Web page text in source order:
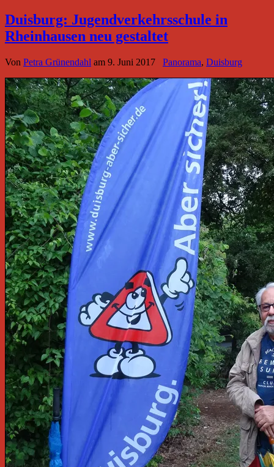
Duisburg: Jugendverkehrsschule in
Rheinhausen neu gestaltet
Von Petra Grünendahl am 9. Juni 2017 Panorama, Duisburg